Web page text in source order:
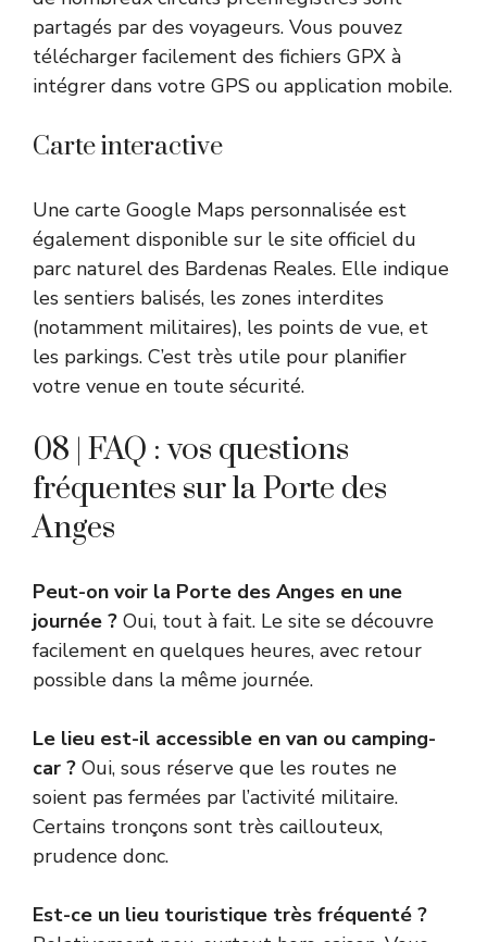
partagés par des voyageurs. Vous pouvez
télécharger facilement des fichiers GPX à
intégrer dans votre GPS ou application mobile.
Carte interactive
Une carte Google Maps personnalisée est
également disponible sur le site officiel du
parc naturel des Bardenas Reales. Elle indique
les sentiers balisés, les zones interdites
(notamment militaires), les points de vue, et
les parkings. C’est très utile pour planifier
votre venue en toute sécurité.
08 | FAQ : vos questions
fréquentes sur la Porte des
Anges
Peut-on voir la Porte des Anges en une
journée ? Oui, tout à fait. Le site se découvre
facilement en quelques heures, avec retour
possible dans la même journée.
Le lieu est-il accessible en van ou camping-
car ? Oui, sous réserve que les routes ne
soient pas fermées par l’activité militaire.
Certains tronçons sont très caillouteux,
prudence donc.
Est-ce un lieu touristique très fréquenté ?